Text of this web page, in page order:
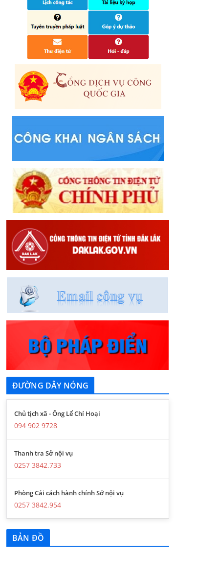
ĐƯỜNG DÂY NÓNG
Chủ tịch xã - Ông Lể Chí Hoại
094 902 9728
Thanh tra Sở nội vụ
0257 3842.733
Phòng Cải cách hành chính Sở nội vụ
0257 3842.954
BẢN ĐỒ